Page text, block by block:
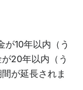
が10年以内（う
20年以内（う
が延長されま